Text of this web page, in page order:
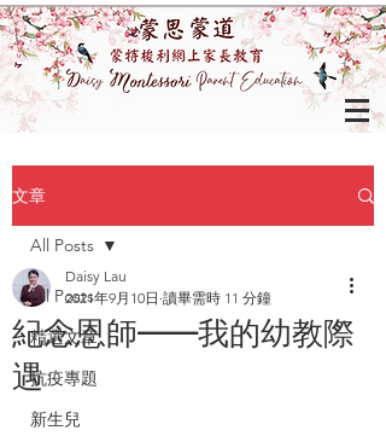
文章
All Posts
精選文章
抗疫專題
新生兒
All Posts
紀念恩師——我的幼教際
遇
Daisy Lau
2021年9月10日 讀畢需時 11 分鐘